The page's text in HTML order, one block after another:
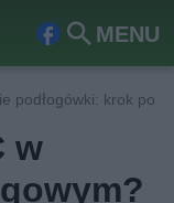
MENU
Fa
ceb
ook
Szu
kaj
podłogówki: krok po
w